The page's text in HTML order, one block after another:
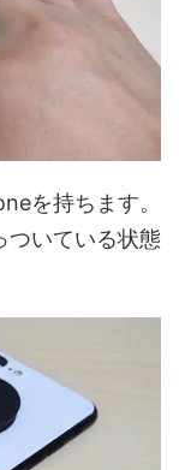
を持ちます。
ついている状態